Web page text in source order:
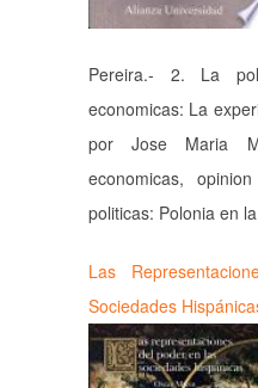
Pereira.- 2. La
economicas: La
por Jose Maria
economicas,
politicas: Polonia en
Las
Sociedades